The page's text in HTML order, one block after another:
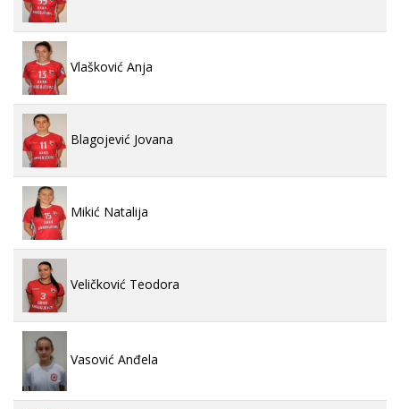
Vlašković Anja
Blagojević Jovana
Mikić Natalija
Veličković Teodora
Vasović Anđela